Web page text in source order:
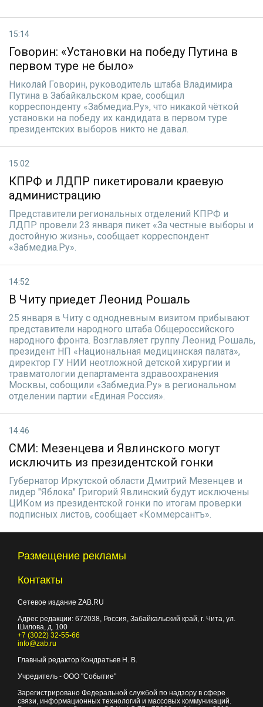
15:14
Говорин: «Установки на победу Путина в
первом туре не было»
Николай Говорин, руководитель штаба Владимира
Путина в Забайкальском крае, сообщил
корреспонденту «Забмедиа.Ру», что никакой чёткой
установки на победу их кандидата в первом туре
президентских выборов никто не давал.
15:02
КПРФ и ЛДПР пикетировали краевую
администрацию
Представители региональных отделений КПРФ и
ЛДПР провели 23 января пикет «За честные выборы и
достойную жизнь», сообщает корреспондент
«Забмедиа.Ру».
14:52
В Читу приедет Леонид Рошаль
25 января в Читу с однодневным визитом прибывают
представители народного штаба Общероссийского
народного фронта. Возглавляет группу Леонид Рошаль,
президент НП «Национальная медицинская палата»,
директор ГУ НИИ неотложной детской хирургии и
травматологии департамента здравоохранения
Москвы, собощили «Забмедиа.Ру» в региональном
отделении партии «Единая Россия».
14:46
СМИ: Мезенцева и Явлинского могут
исключить из президентской гонки
Губернатор Иркутской области Дмитрий Мезенцев и
лидер "Яблока" Григорий Явлинский будут исключены
ЦИКом из президентской гонки по итогам проверки
подписных листов, сообщает «Коммерсантъ».
Размещение рекламы
Контакты
Сетевое издание ZAB.RU
Адрес редакции: 672038, Россия, Забайкальский край, г. Чита, ул.
Шилова, д. 100
+7 (3022) 32-55-66
info@zab.ru
Главный редактор Кондратьев Н. В.
Учредитель - ООО "Событие"
Зарегистрировано Федеральной службой по надзору в сфере
связи, информационных технологий и массовых коммуникаций.